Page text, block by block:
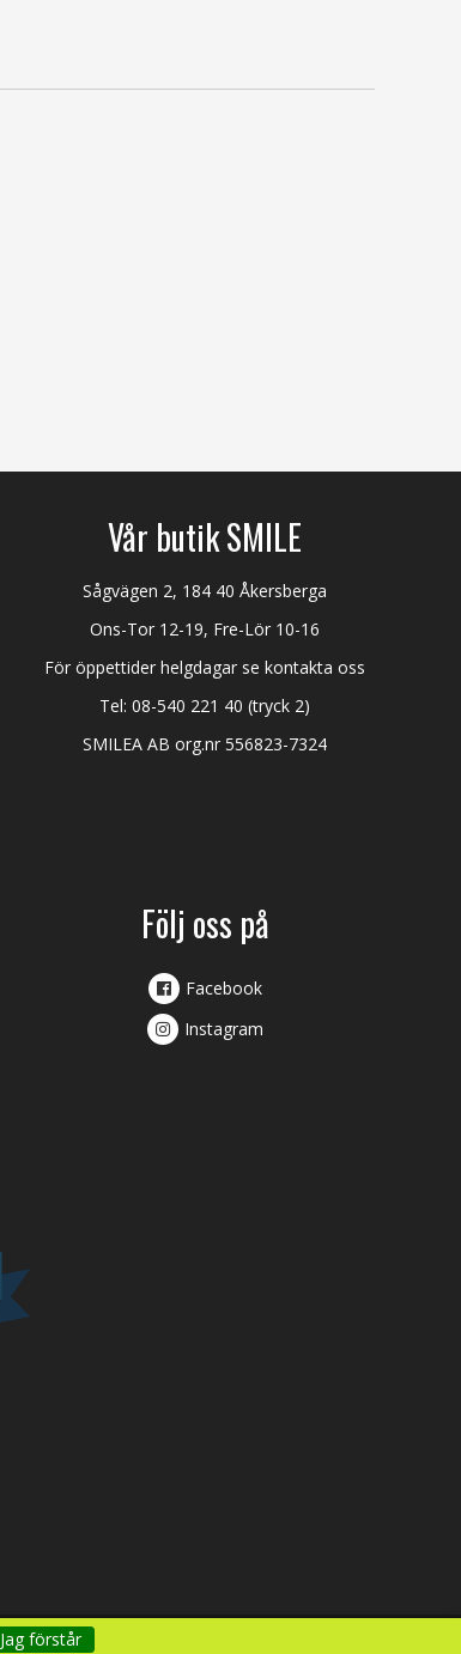
Jag förstår
Vår butik SMILE
Sågvägen 2, 184 40 Åkersberga
Ons-Tor 12-19, Fre-Lör 10-16
För öppettider helgdagar se kontakta oss
Tel:08-540 221 40 (tryck 2)
SMILEA AB org.nr 556823-7324
Följ oss på
Facebook
Instagram